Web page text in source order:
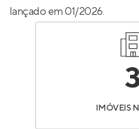
lançado em 01/2026.
IMÓVEIS